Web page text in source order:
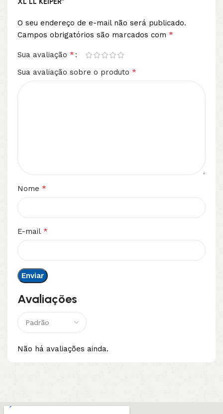
Avaliações
Não há avaliações ainda.
O seu endereço de e-mail não será publicado.
Campos obrigatórios são marcados com *
Sua avaliação *
Sua avaliação sobre o produto *
Nome *
E-mail *